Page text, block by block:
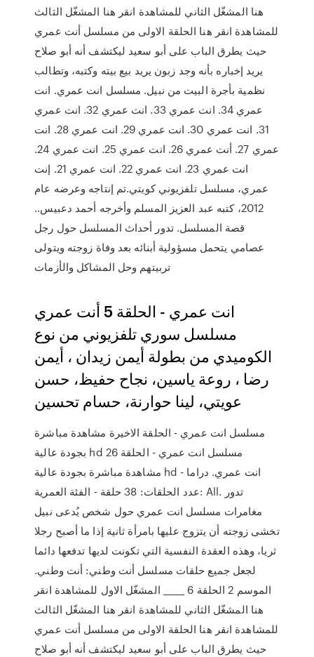
هنا المشغّل الثاني للمشاهدة انقر هنا المشغّل الثالث
للمشاهدة انقر هنا الحلقة الاولى من مسلسل أنت عمري
حيث يطرق الباب على أبو سعيد ليكتشف أنه أبو صلاح
يريد إخباره بأنه وجد زبون يريد بيع بيته وكتبه، وتطالب
نظمية بأجرة البيت من نبيل. مسلسل انت عمري. انت
عمري 34. انت عمري 33. انت عمري 32. انت عمري
31. انت عمري 30. انت عمري 29. انت عمري 28. انت
عمري 27. أنت عمري 26. انت عمري 25. انت عمري 24.
انت عمري 23. انت عمري 22. انت عمري 21. إنت
عمري، مسلسل تلفزيوني كويتي.تم إنتاجه وعرضه عام
2012، كتبه عبد العزيز المسلم وأخرجه أحمد دعبيس..
قصة المسلسل. تدور أحداث المسلسل حول رجل
عصامي يتحمل مسؤولية أبنائه بعد وفاة زوجته ويتولى
تربيتهم وحل المشاكل والأزمات
انت عمري - الحلقة 5 أنت عمري
مسلسل سوري تلفزيوني من نوع
الكوميدي من بطولة أيمن زيدان ، أيمن
رضا ، روعة ياسين، نجاح حفيظ، حسن
عويتي، لينا حوارنة، حسام تحسين
مسلسل انت عمري - الحلقة الاخيرة مشاهدة مباشرة
بجودة عالية hd مسلسل انت عمري - الحلقة 26
مشاهدة مباشرة بجودة عالية hd انت عمري. دراما -
عدد الحلقات: 38 حلقة - الفئة العمرية: All. تدور
مغامرات مسلسل انت عمري حول شخص يُدعى نبيل
تخشى زوجته أن يتزوج عليها بامرأة ثانية إذا ما أصبح رجلا
ثريا، وهذه العقدة النفسية التي تكونت لديها تدفعها دائما
لجعل جميع حلقات مسلسل أنت وطني: أنت وطني.
الموسم 2 الحلقة 6 _____ المشغّل الاول للمشاهدة انقر
هنا المشغّل الثاني للمشاهدة انقر هنا المشغّل الثالث
للمشاهدة انقر هنا الحلقة الاولى من مسلسل أنت عمري
حيث يطرق الباب على أبو سعيد ليكتشف أنه أبو صلاح